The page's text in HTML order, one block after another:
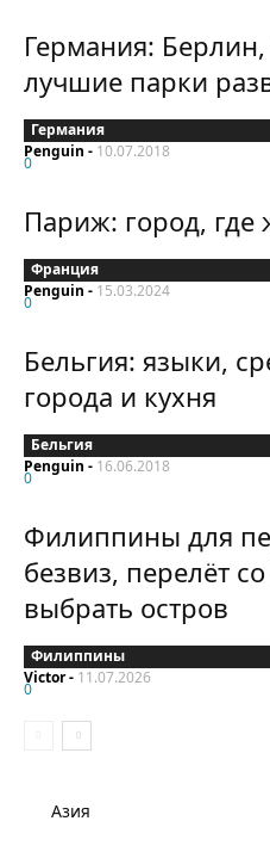
Германия:
лучшие парки
Германия
Penguin - 10.07.2018
0
Париж: город, где
Франция
Penguin - 15.03.2024
0
Бельгия: языки,
города и кухня
Бельгия
Penguin - 16.06.2018
0
Филиппины для
безвиз, перелёт
выбрать остров
Филиппины
Victor- 11.07.2026
0
Азия